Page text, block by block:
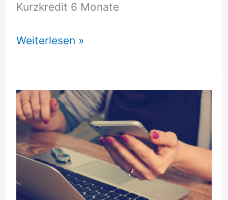
Kurzkredit 6 Monate
Kurzkredit
Monate
Weiterlesen »